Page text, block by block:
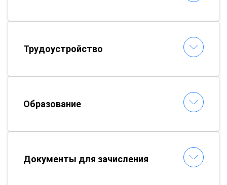
Трудоустройство
Образование
Документы для зачисления